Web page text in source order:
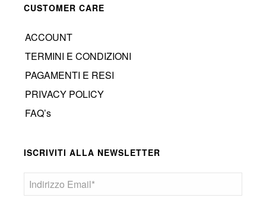
CUSTOMER CARE
ACCOUNT
TERMINI E CONDIZIONI
PAGAMENTI E RESI
PRIVACY POLICY
FAQ’s
ISCRIVITI ALLA NEWSLETTER